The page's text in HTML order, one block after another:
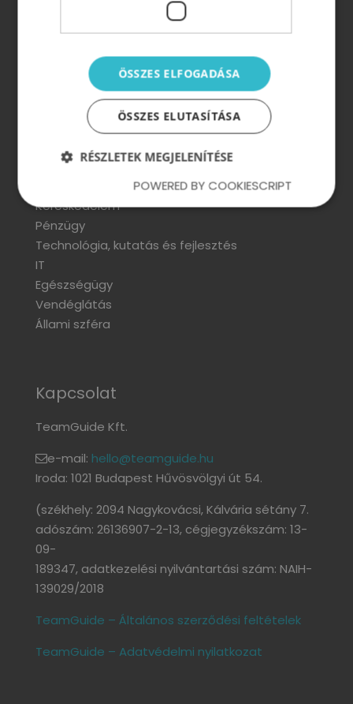
Vezetőképzés, szervezetfejlesztés, motiválás
Szektorok
Kereskedelem
Pénzügy
Technológia, kutatás és fejlesztés
IT
Egészségügy
Vendéglátás
Állami szféra
Kapcsolat
TeamGuide Kft.
e-mail: hello@teamguide.hu
Iroda: 1021 Budapest Hűvösvölgyi út 54.
(székhely: 2094 Nagykovácsi, Kálvária sétány 7.
adószám: 26136907-2-13, cégjegyzékszám: 13-
09-
189347, adatkezelési nyilvántartási szám: NAIH-
139029/2018
TeamGuide – Általános szerződési feltételek
TeamGuide – Adatvédelmi nyilatkozat
ÖSSZES ELFOGADÁSA
ÖSSZES ELUTASÍTÁSA
RÉSZLETEK MEGJELENÍTÉSE
POWERED BY COOKIESCRIPT